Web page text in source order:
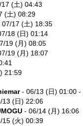
(土) 04:43
(土) 08:29
07/17 (土) 18:35
18 (日) 01:14
19 (月) 08:05
19 (月) 18:07
21:59
- 06/13 (日) 01:00 -
13 (日) 22:06
- 06/14 (月) 16:06
15 (火) 00:39